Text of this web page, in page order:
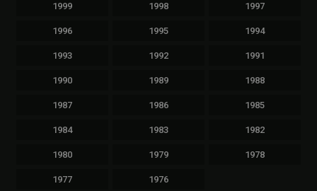
1999 1998 1997
1996 1995 1994
1993 1992 1991
1990 1989 1988
1987 1986 1985
1984 1983 1982
1980 1979 1978
1977 1976